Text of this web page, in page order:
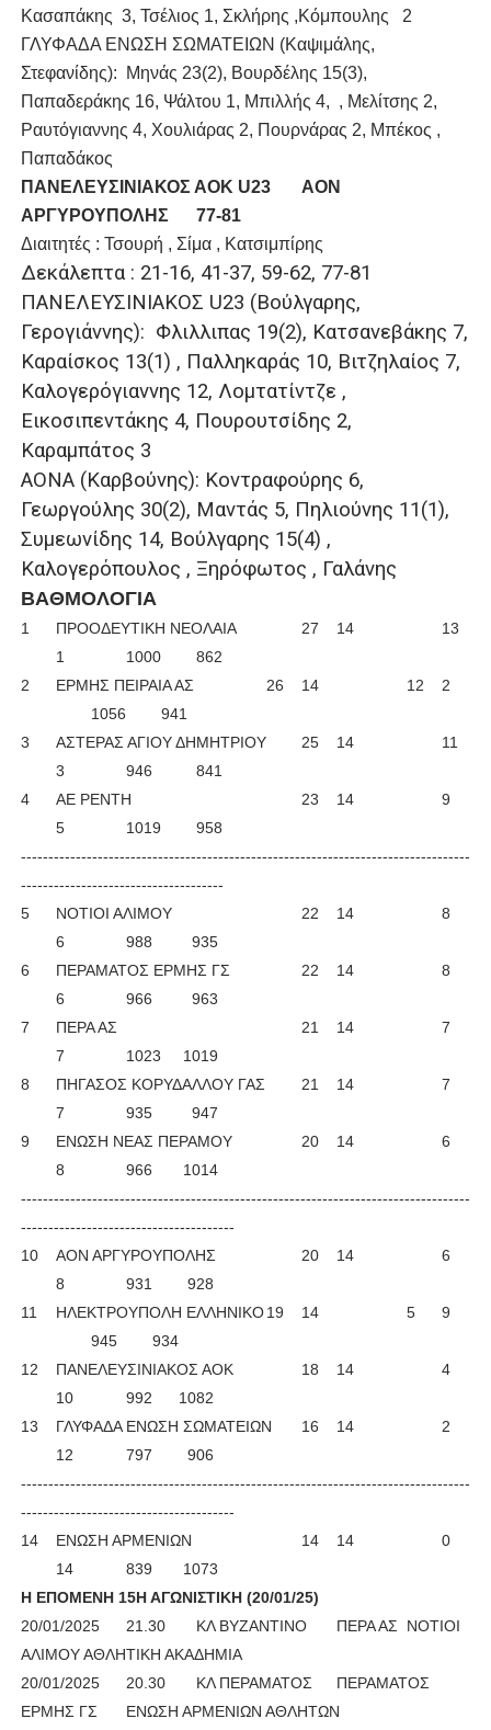
Κασαπάκης 3, Τσέλιος 1, Σκλήρης ,Κόμπουλης
2
ΓΛΥΦΑΔΑ ΕΝΩΣΗ ΣΩΜΑΤΕΙΩΝ (Καψιμάλης,
Στεφανίδης):
Μηνάς 23(2), Βουρδέλης 15(3),
Παπαδεράκης 16, Ψάλτου 1, Μπιλλής 4, , Μελίτσης 2,
Ραυτόγιαννης 4, Χουλιάρας 2, Πουρνάρας 2, Μπέκος ,
Παπαδάκος
ΠΑΝΕΛΕΥΣΙΝΙΑΚΟΣ ΑΟΚ U23
ΑΟΝ
ΑΡΓΥΡΟΥΠΟΛΗΣ
	77-81
Διαιτητές : Τσουρή , Σίμα , Κατσιμπίρης
Δεκάλεπτα : 21-16, 41-37, 59-62, 77-81
ΠΑΝΕΛΕΥΣΙΝΙΑΚΟΣ U23 (Βούλγαρης,
Γερογιάννης): Φλιλλιπας 19(2), Κατσανεβάκης 7,
Καραίσκος 13(1) , Παλληκαράς 10, Βιτζηλαίος 7,
Καλογερόγιαννης 12, Λομτατίντζε ,
Εικοσιπεντάκης 4, Πουρουτσίδης 2,
Καραμπάτος 3
ΑΟΝΑ (Καρβούνης): Κοντραφούρης 6,
Γεωργούλης 30(2), Μαντάς 5, Πηλιούνης 11(1),
Συμεωνίδης 14, Βούλγαρης 15(4) ,
Καλογερόπουλος , Ξηρόφωτος , Γαλάνης
ΒΑΘΜΟΛΟΓΙΑ
1 ΠΡΟΟΔΕΥΤΙΚΗ ΝΕΟΛΑΙΑ 27 14
13
1
1000
862
2
ΕΡΜΗΣ ΠΕΙΡΑΙΑ ΑΣ 26 14 12
2
1056
941
3
ΑΣΤΕΡΑΣ ΑΓΙΟΥ ΔΗΜΗΤΡΙΟΥ 25 14
11
3
946
841
4
ΑΕ ΡΕΝΤΗ 23 14
9
5
1019
958
----------------------------------------------------------------------------------
-------------------------------------
5
ΝΟΤΙΟΙ ΑΛΙΜΟΥ 22 14
8
6
988
935
6
ΠΕΡΑΜΑΤΟΣ ΕΡΜΗΣ ΓΣ 22 14
8
6
966
963
7
ΠΕΡΑ ΑΣ 21 14
7
7
1023 1019
8
ΠΗΓΑΣΟΣ ΚΟΡΥΔΑΛΛΟΥ ΓΑΣ 21 14
7
7
935
947
9
ΕΝΩΣΗ ΝΕΑΣ ΠΕΡΑΜΟΥ 20 14
6
8
966
1014
----------------------------------------------------------------------------------
---------------------------------------
10
ΑΟΝ ΑΡΓΥΡΟΥΠΟΛΗΣ 20 14
6
8
931
928
11
ΗΛΕΚΤΡΟΥΠΟΛΗ ΕΛΛΗΝΙΚΟ19 14 5
9
945
934
12
ΠΑΝΕΛΕΥΣΙΝΙΑΚΟΣ ΑΟΚ 18 14
4
10
992
1082
13
ΓΛΥΦΑΔΑ ΕΝΩΣΗ ΣΩΜΑΤΕΙΩΝ 16 14
2
12
797
906
----------------------------------------------------------------------------------
---------------------------------------
14
ΕΝΩΣΗ ΑΡΜΕΝΙΩΝ 14 14
0
14
839
1073
Η ΕΠΟΜΕΝΗ 15Η ΑΓΩΝΙΣΤΙΚΗ (20/01/25)
20/01/2025
21.30 ΚΛ ΒΥΖΑΝΤΙΝΟ ΠΕΡΑ ΑΣ
ΝΟΤΙΟΙ
ΑΛΙΜΟΥ ΑΘΛΗΤΙΚΗ ΑΚΑΔΗΜΙΑ
20/01/2025
20.30 ΚΛ ΠΕΡΑΜΑΤΟΣ
ΠΕΡΑΜΑΤΟΣ
ΕΡΜΗΣ ΓΣ
ΕΝΩΣΗ ΑΡΜΕΝΙΩΝ ΑΘΛΗΤΩΝ